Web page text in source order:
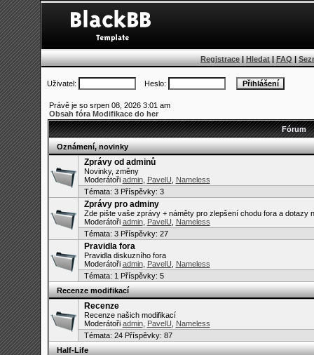
Registrace|Hledat|FAQ|
Uživatel: Heslo:
Právě je so srpen 08, 2026 3:01 am
Obsah fóra Modifikace do her
Fórum
Oznámení, novinky
Zprávy od adminů
Novinky, změny
Moderátoři admin, PavelU
Nameless
Témata: 3 Příspěvky: 3
Zprávy pro adminy
Zde pište vaše zprávy + náměty pro zlepšení chodu fora a dotazy
Moderátoři admin, PavelU
Nameless
Témata: 3 Příspěvky: 27
Pravidla fora
Pravidla diskuzního fora
Moderátoři admin, PavelU
Nameless
Témata: 1 Příspěvky: 5
Recenze modifikací
Recenze
Recenze našich modifikací
Moderátoři admin, PavelU
Nameless
Témata: 24 Příspěvky: 87
Half-Life